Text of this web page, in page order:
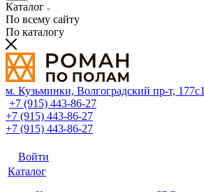
Каталог
По всему сайту
По каталогу
м. Кузьминки, Волгоградский пр‑т, 177с1
+7 (915) 443-86-27
+7 (915) 443-86-27
+7 (915) 443-86-27
Войти
Каталог